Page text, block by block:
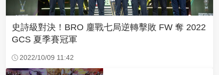
史詩級對決！BRO 鏖戰七局逆轉擊敗 FW 奪 2022
GCS 夏季賽冠軍
2022/10/09 11:42